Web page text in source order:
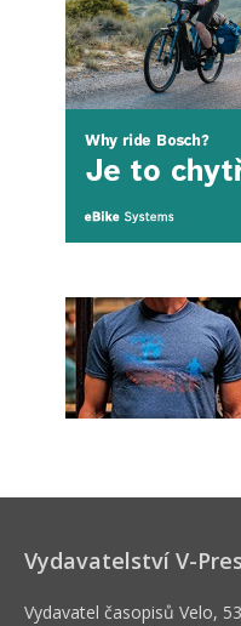
Vydavatelství V-
Vydavatel časopisů Velo,